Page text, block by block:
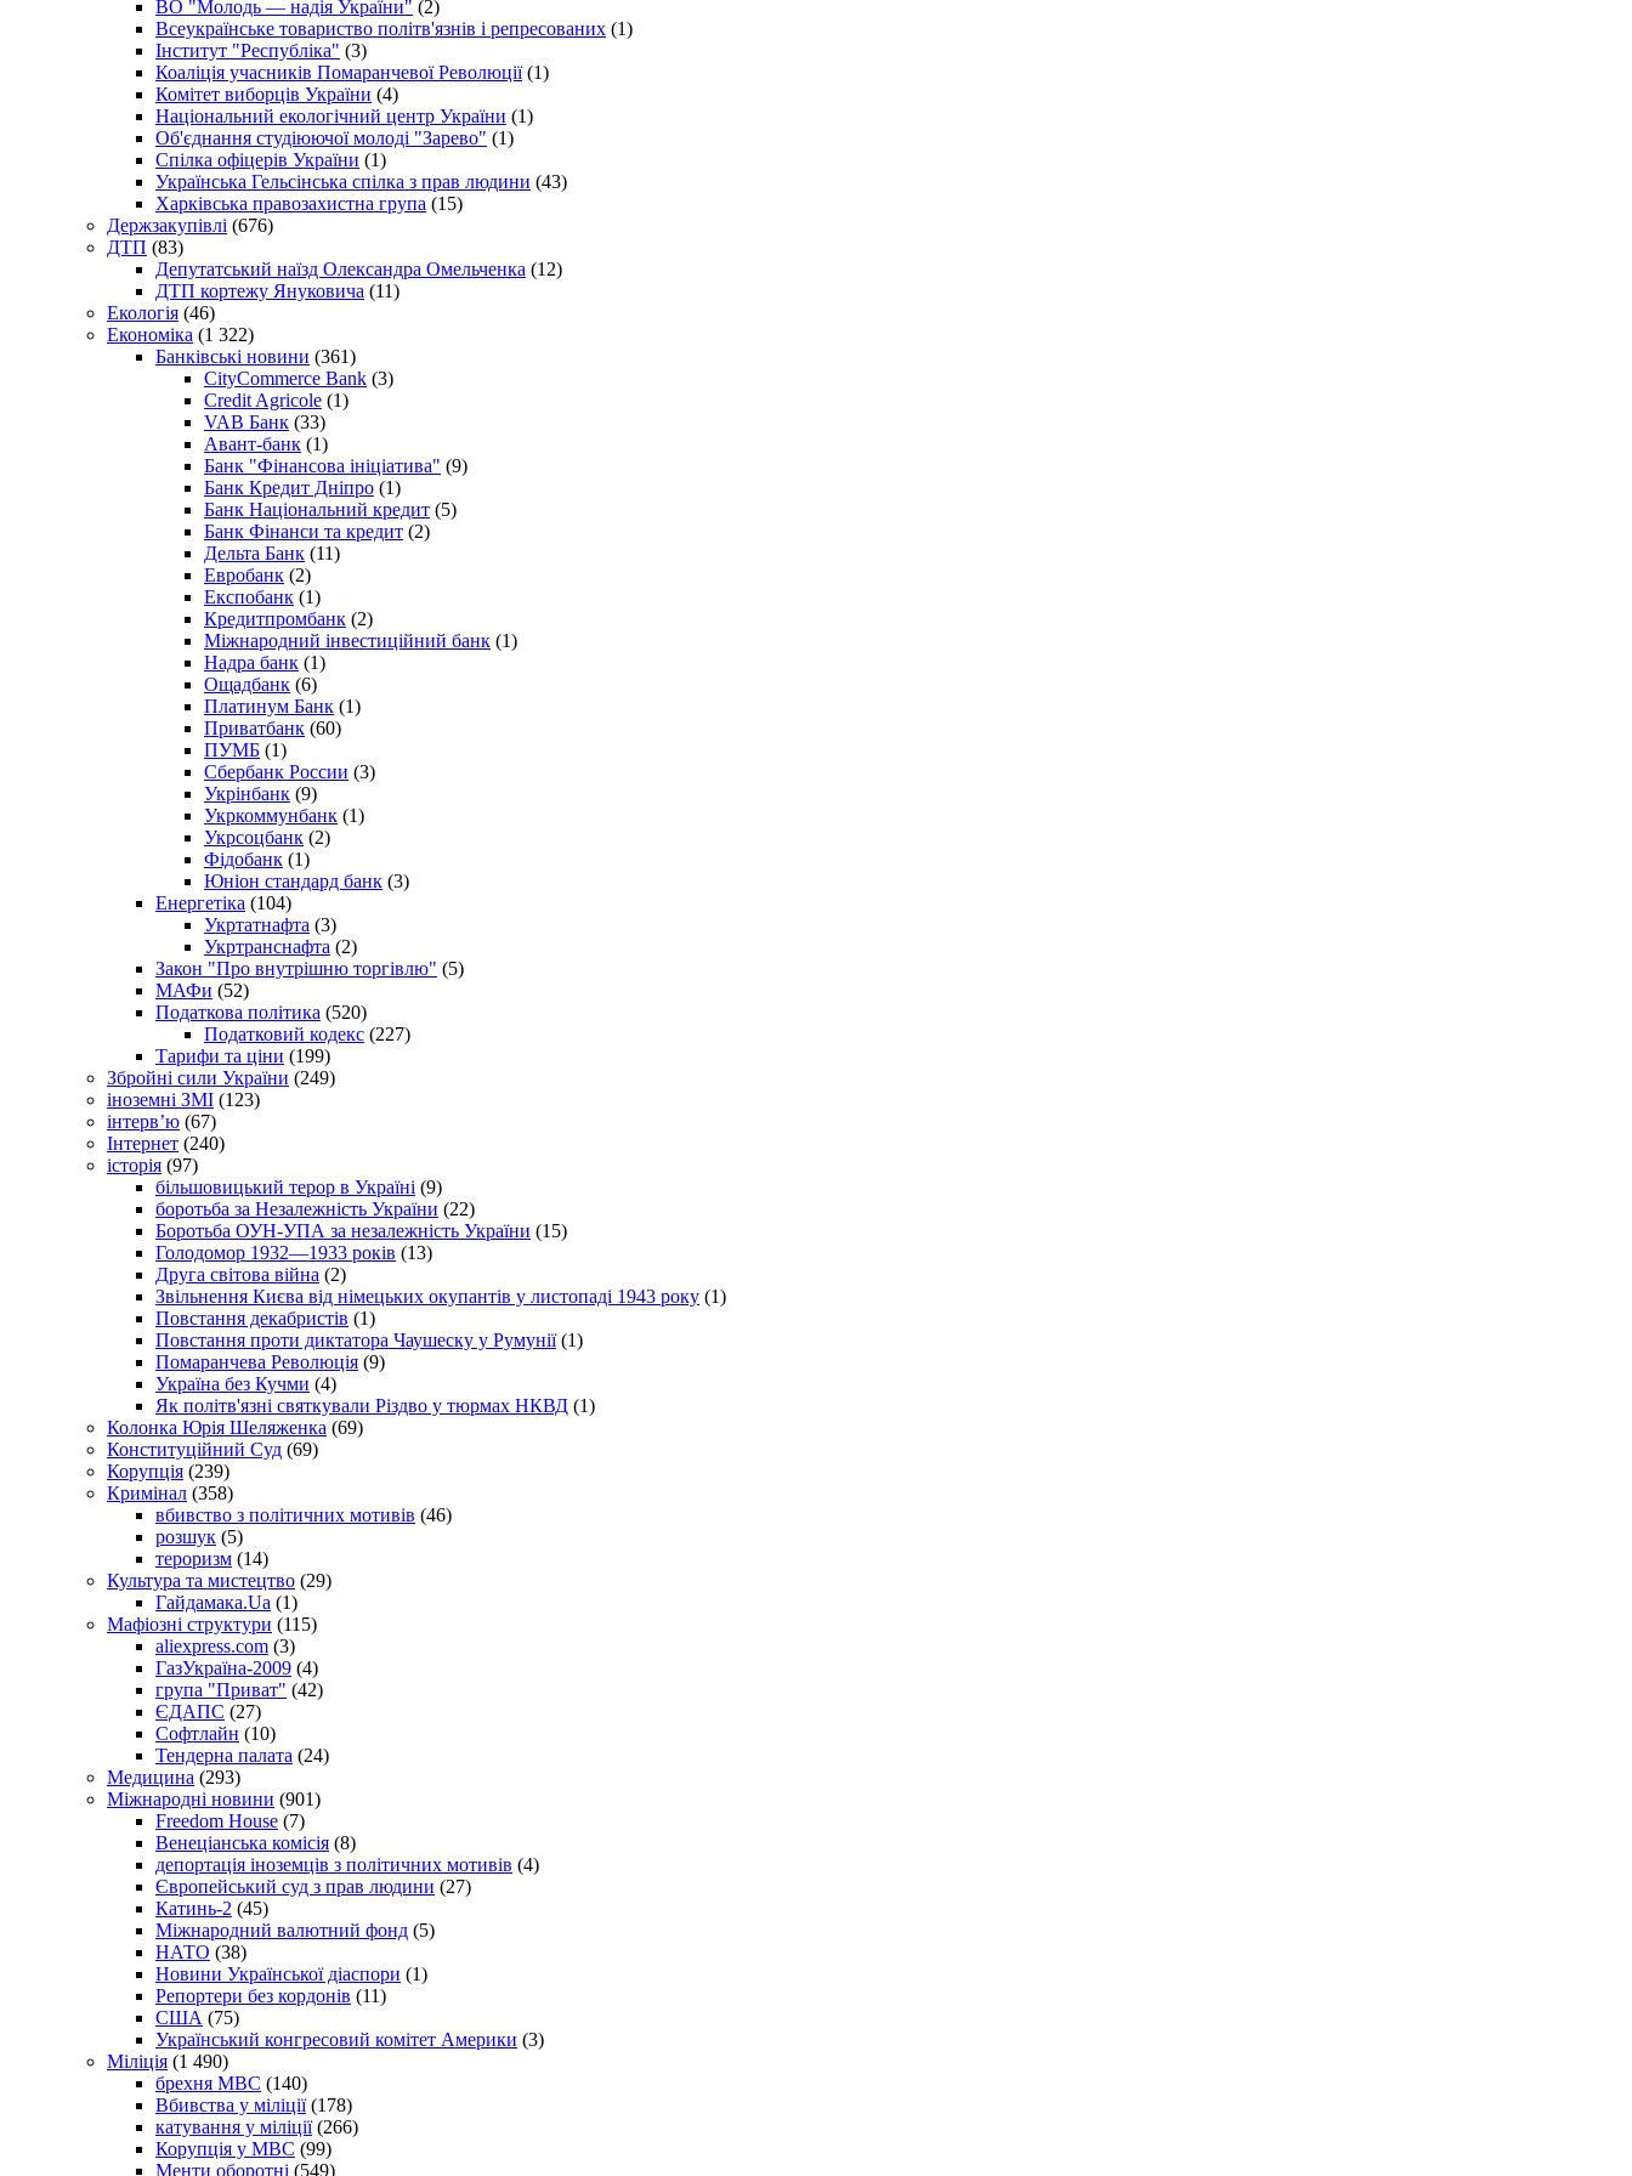
ВО "Молодь — надія України" (2)
Всеукраїнське товариство політв'язнів і репресованих (1)
Інститут "Республіка" (3)
Коаліція учасників Помаранчевої Революції(1)
Комітет виборців України (4)
Національний екологічний центр України (1)
Об'єднання студіюючої молоді "Зарево" (1)
Спілка офіцерів України (1)
Українська Гельсінська спілка з прав людини (43)
Харківська правозахистна група (15)
Держзакупівлі (676)
ДТП (83)
Депутатський наїзд Олександра Омельченка (12)
ДТП кортежу Януковича (11)
Екологія (46)
Економіка (1 322)
Банківські новини (361)
CityCommerce Bank (3)
Credit Agricole (1)
VAB Банк (33)
Авант-банк (1)
Банк "Фінансова ініціатива" (9)
Банк Кредит Дніпро (1)
Банк Національний кредит (5)
Банк Фінанси та кредит (2)
Дельта Банк (11)
Евробанк (2)
Експобанк (1)
Кредитпромбанк (2)
Міжнародний інвестиційний банк (1)
Надра банк (1)
Ощадбанк (6)
Платинум Банк (1)
Приватбанк (60)
ПУМБ (1)
Сбербанк России (3)
Укрінбанк (9)
Укркоммунбанк (1)
Укрсоцбанк (2)
Фідобанк (1)
Юніон стандард банк (3)
Енергетіка (104)
Укртатнафта (3)
Укртранснафта (2)
Закон "Про внутрішню торгівлю" (5)
МАФи (52)
Податкова політика (520)
Податковий кодекс (227)
Тарифи та ціни (199)
Збройні сили України (249)
іноземні ЗМІ (123)
інтерв’ю (67)
Інтернет (240)
історія (97)
більшовицький терор в Україні (9)
боротьба за Незалежність України (22)
Боротьба ОУН-УПА за незалежність України (15)
Голодомор 1932—1933 років (13)
Друга світова війна (2)
Звільнення Києва від німецьких окупантів у листопаді 1943 року (1)
Повстання декабристів (1)
Повстання проти диктатора Чаушеску у Румунії(1)
Помаранчева Революція (9)
Україна без Кучми (4)
Як політв'язні святкували Різдво у тюрмах НКВД (1)
Колонка Юрія Шеляженка (69)
Конституційний Суд (69)
Корупція (239)
Кримінал (358)
вбивство з політичних мотивів (46)
розшук (5)
тероризм (14)
Культура та мистецтво (29)
Гайдамака.Ua (1)
Мафіозні структури (115)
aliexpress.com (3)
ГазУкраїна-2009 (4)
група "Приват" (42)
ЄДАПС (27)
Софтлайн (10)
Тендерна палата (24)
Медицина (293)
Міжнародні новини (901)
Freedom House (7)
Венеціанська комісія (8)
депортація іноземців з політичних мотивів (4)
Європейський суд з прав людини (27)
Катинь-2 (45)
Міжнародний валютний фонд (5)
НАТО (38)
Новини Української діаспори (1)
Репортери без кордонів (11)
США (75)
Український конгресовий комітет Америки (3)
Міліція (1 490)
брехня МВС (140)
Вбивства у міліції(178)
катування у міліції(266)
Корупція у МВС (99)
Менти оборотні (549)